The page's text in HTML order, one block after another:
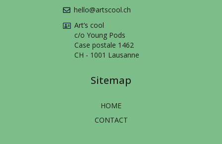
hello@artscool.ch
Art’s cool
c/o Young Pods
Case postale 1462
CH - 1001 Lausanne
Sitemap
HOME
CONTACT